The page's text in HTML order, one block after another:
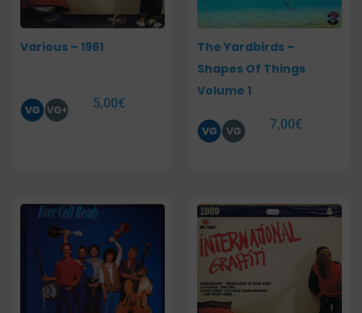
Various – 1961
5,00€
The Yardbirds –
Shapes Of Things
Volume 1
7,00€